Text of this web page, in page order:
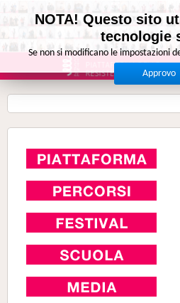
NOTA! Questo sito
tecnologie
Se non si modificano le impostazioni
Approvo